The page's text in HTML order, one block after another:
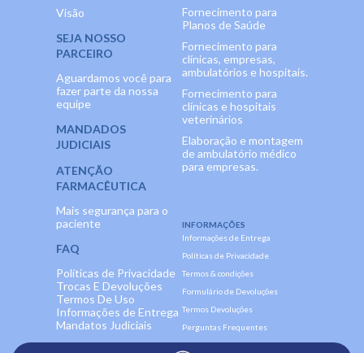
Visão
SEJA NOSSO
PARCEIRO
Aguardamos você para
fazer parte da nossa
equipe
MANDADOS
JUDICIAIS
ATENÇÃO
FARMACÊUTICA
Mais segurança para o
paciente
FAQ
Políticas de Privacidade
Trocas E Devoluções
Termos De Uso
Informações de Entrega
Mandatos Judiciais
Fornecimento para
Planos de Saúde
Fornecimento para
clínicas, empresas,
ambulatórios e hospitais.
Fornecimento para
clínicas e hospitais
veterinários
Elaboração e montagem
de ambulatório médico
para empresas.
INFORMAÇÕES
Informações de Entrega
Políticas de Privacidade
Termos & condições
Formulário de Devoluções
Termos Devoluções
Perguntas Frequentes